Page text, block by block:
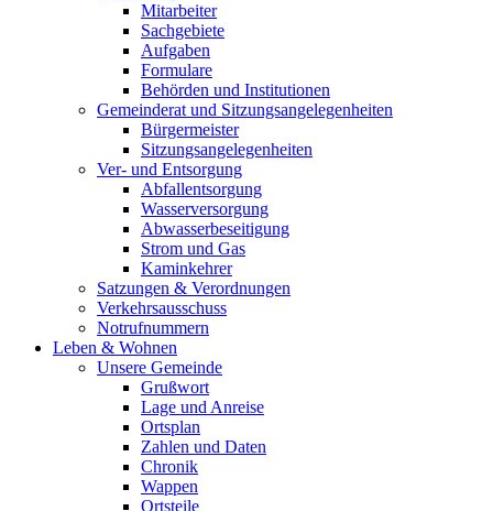
Mitarbeiter
Sachgebiete
Aufgaben
Formulare
Behörden und Institutionen
Gemeinderat und Sitzungsangelegenheiten
Bürgermeister
Sitzungsangelegenheiten
Ver- und Entsorgung
Abfallentsorgung
Wasserversorgung
Abwasserbeseitigung
Strom und Gas
Kaminkehrer
Satzungen & Verordnungen
Verkehrsausschuss
Notrufnummern
Leben & Wohnen
Unsere Gemeinde
Grußwort
Lage und Anreise
Ortsplan
Zahlen und Daten
Chronik
Wappen
Ortsteile